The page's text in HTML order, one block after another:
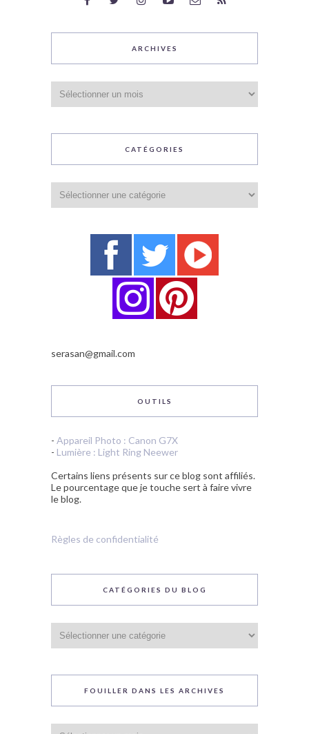
ARCHIVES
CATÉGORIES
serasan@gmail.com
OUTILS
- Appareil Photo : Canon G7X
- Lumière : Light Ring Neewer
Certains liens présents sur ce blog sont affiliés.
Le pourcentage que je touche sert à faire vivre
le blog.
Règles de confidentialité
CATÉGORIES DU BLOG
du
blog
FOUILLER DANS LES ARCHIVES